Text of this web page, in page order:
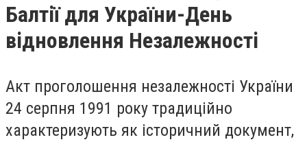
Балтії для України-День
відновлення Незалежності
Акт проголошення незалежності України
24 серпня 1991 року традиційно
характеризують як історичний документ,